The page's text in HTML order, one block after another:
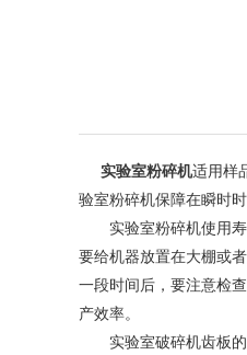
实验室粉碎机适用样
验室粉碎机保障在瞬时
实验室粉碎机使用寿
要给机器放置在大棚或
一段时间后，要注意检
产效率。
实验室破碎机齿板的